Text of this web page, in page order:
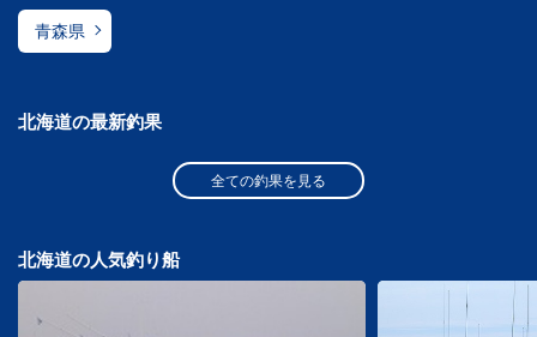
青森県
北海道の最新釣果
全ての釣果を見る
北海道の人気釣り船